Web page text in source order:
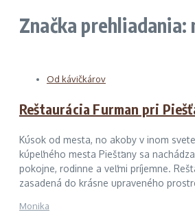
Značka
Od kávičkárov
Reštaurácia Furman pri
Kúsok od mesta, no akoby v inom
kúpeľného mesta Piešťany sa
pokojne, rodinne a veľmi príjemne.
zasadená do krásne upraveného
Monika